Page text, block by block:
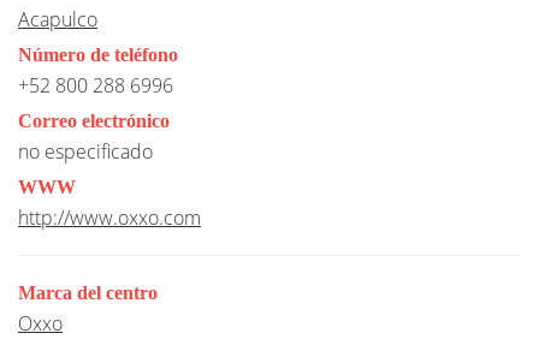
Acapulco
Número de teléfono
+52 800 288 6996
Correo electrónico
no especificado
WWW
http://www.oxxo.com
Marca del centro
Oxxo